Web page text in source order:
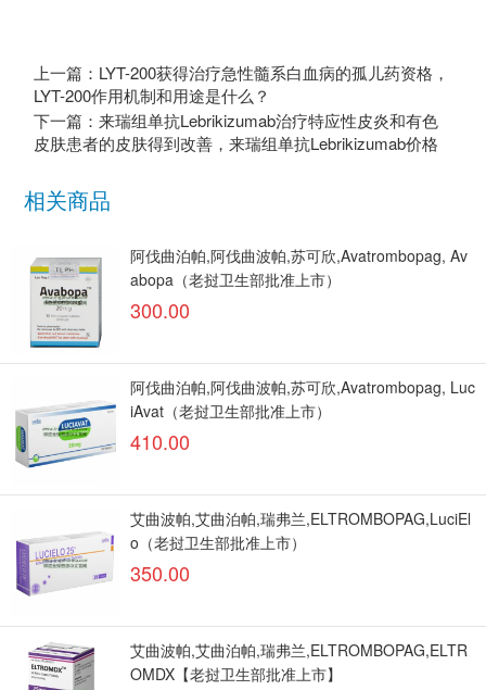
上一篇：LYT-200获得治疗急性髓系白血病的孤儿药资格，
LYT-200作用机制和用途是什么？
下一篇：来瑞组单抗Lebrikizumab治疗特应性皮炎和有色
皮肤患者的皮肤得到改善，来瑞组单抗Lebrikizumab价格
相关商品
阿伐曲泊帕,阿伐曲波帕,苏可欣,Avatrombopag, Av
abopa（老挝卫生部批准上市）
300.00
阿伐曲泊帕,阿伐曲波帕,苏可欣,Avatrombopag, Luc
iAvat（老挝卫生部批准上市）
410.00
艾曲波帕,艾曲泊帕,瑞弗兰,ELTROMBOPAG,LuciEl
o（老挝卫生部批准上市）
350.00
艾曲波帕,艾曲泊帕,瑞弗兰,ELTROMBOPAG,ELTR
OMDX【老挝卫生部批准上市】